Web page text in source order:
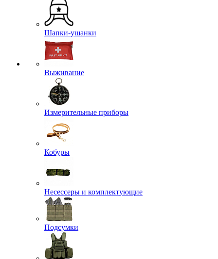
Шапки-ушанки
Выживание
Измерительные приборы
Кобуры
Несессеры и комплектующие
Подсумки